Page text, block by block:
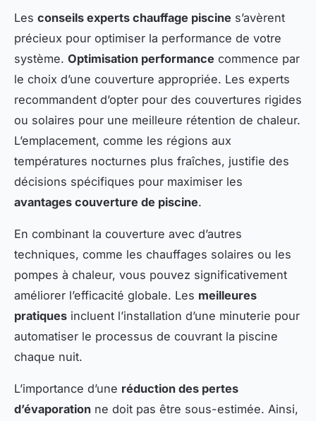
Les conseils experts chauffage piscine s’avèrent
précieux pour optimiser la performance de votre
système. Optimisation performance commence par
le choix d’une couverture appropriée. Les experts
recommandent d’opter pour des couvertures rigides
ou solaires pour une meilleure rétention de chaleur.
L’emplacement, comme les régions aux
températures nocturnes plus fraîches, justifie des
décisions spécifiques pour maximiser les
avantages couverture de piscine.
En combinant la couverture avec d’autres
techniques, comme les chauffages solaires ou les
pompes à chaleur, vous pouvez significativement
améliorer l’efficacité globale. Les meilleures
pratiques incluent l’installation d’une minuterie pour
automatiser le processus de couvrant la piscine
chaque nuit.
L’importance d’une réduction des pertes
d’évaporation ne doit pas être sous-estimée. Ainsi,